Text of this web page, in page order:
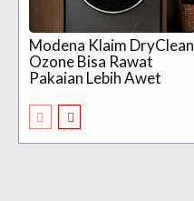
Modena Klaim DryClean
Ozone Bisa Rawat
Pakaian Lebih Awet